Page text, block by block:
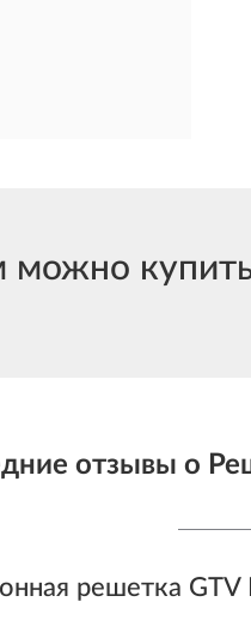
отзывы о
решетка